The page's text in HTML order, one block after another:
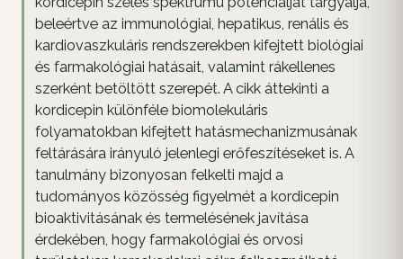
beleértve az immunológiai, hepatikus, renális és
kardiovaszkuláris rendszerekben kifejtett biológiai
és farmakológiai hatásait, valamint rákellenes
szerként betöltött szerepét. A cikk áttekinti a
kordicepin különféle biomolekuláris
folyamatokban kifejtett hatásmechanizmusának
feltárására irányuló jelenlegi erőfeszítéseket is. A
tanulmány bizonyosan felkelti majd a
tudományos közösség figyelmét a kordicepin
bioaktivitásának és termelésének javítása
érdekében, hogy farmakológiai és orvosi